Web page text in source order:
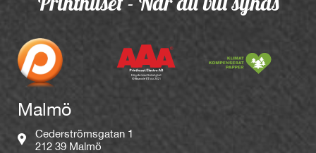
Malmö
Cederströmsgatan 1
212 39 Malmö